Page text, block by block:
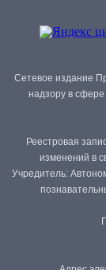
Сетевое издание
надзору в
Реестровая
изменений в
Учредитель: